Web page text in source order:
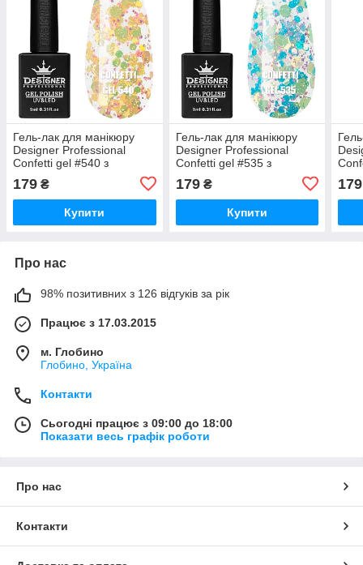
Гель-лак для манікюру
Designer Professional
Confetti gel #540 з
конфетті різного розміру, 9
мл
179 ₴
Купити
Гель-лак для манікюру
Designer Professional
Confetti gel #535 з
конфетті різного розміру, 9
мл
179₴
Купити
179
Про нас
98% позитивних з 126 відгуків за рік
Працює з 17.03.2015
м. Глобино
Глобино, Україна
Контакти
Сьогодні працює з 09:00 до 18:00
Показати весь графік роботи
Про нас
Контакти